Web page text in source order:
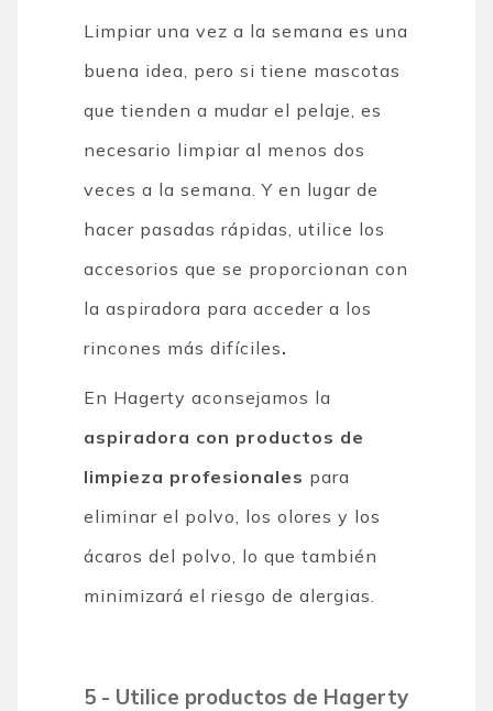
Limpiar una vez a la semana es una
buena idea, pero si tiene mascotas
que tienden a mudar el pelaje, es
necesario limpiar al menos dos
veces a la semana. Y en lugar de
hacer pasadas rápidas, utilice los
accesorios que se proporcionan con
la aspiradora para acceder a los
rincones más difíciles.
En Hagerty aconsejamos la
aspiradora con productos de
limpieza profesionales para
eliminar el polvo, los olores y los
ácaros del polvo, lo que también
minimizará el riesgo de alergias.
5 - Utilice productos de Hagerty